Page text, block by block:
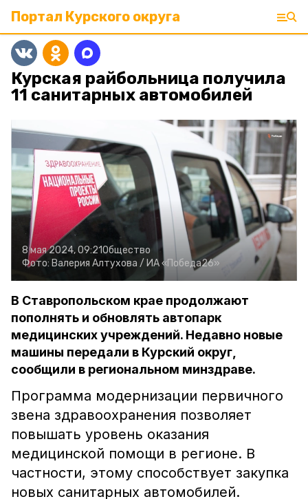
Портал Курского округа
Курская райбольница получила
11 санитарных автомобилей
8 мая 2024, 09:21Общество
Фото: Валерия Алтухова / ИА «Победа26»
В Ставропольском крае продолжают
пополнять и обновлять автопарк
медицинских учреждений. Недавно новые
машины передали в Курский округ,
сообщили в региональном минздраве.
Программа модернизации первичного
звена здравоохранения позволяет
повышать уровень оказания
медицинской помощи в регионе. В
частности, этому способствует закупка
новых санитарных автомобилей.